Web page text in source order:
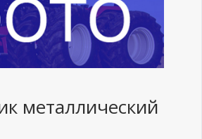
металлический